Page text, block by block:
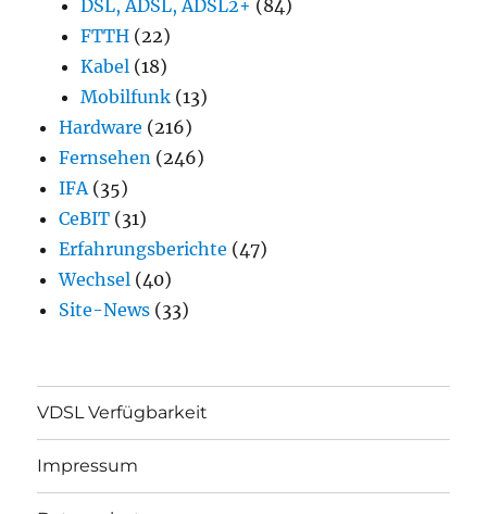
DSL, ADSL, ADSL2+ (84)
FTTH (22)
Kabel (18)
Mobilfunk (13)
Hardware (216)
Fernsehen (246)
IFA (35)
CeBIT (31)
Erfahrungsberichte (47)
Wechsel (40)
Site-News (33)
VDSL Verfügbarkeit
Impressum